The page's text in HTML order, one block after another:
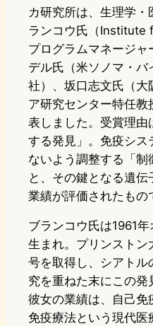
カ研究所は、生理学
ランコウ氏（Institute
プログラムマネージ
デル氏（米ソノマ・バ
社）、坂口志文氏（大
ア研究センター特任
表しました。受賞理由
する発見」。免疫シス
ないよう調整する「制
と、その鍵となる遺
業績が評価されたもの
ブランコウ氏は1961
生まれ。プリンスト
号を取得し、シアト
究を重ねた末にこの発
彼女の業績は、自己免
免疫療法という現代医